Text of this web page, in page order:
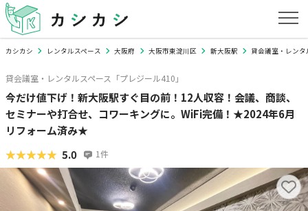
カシカシ レンタルスペース 大阪府 大阪市東淀川区 新大阪駅 貸会議室・レンタ
貸会議室・レンタルスペース「プレジール410」
今だけ値下げ！新大阪駅すぐ目の前！12人収容！会議、商談、
セミナーや打合せ、コワーキングに。WiFi完備！★2024年6月
リフォーム済み★
★★★★★
★★★★★ 5.0 1件